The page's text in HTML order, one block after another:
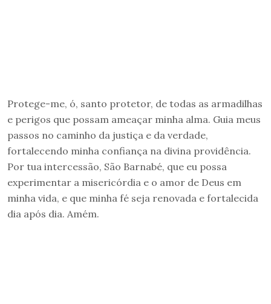
Protege-me, ó, santo protetor, de todas as armadilhas
e perigos que possam ameaçar minha alma. Guia meus
passos no caminho da justiça e da verdade,
fortalecendo minha confiança na divina providência.
Por tua intercessão, São Barnabé, que eu possa
experimentar a misericórdia e o amor de Deus em
minha vida, e que minha fé seja renovada e fortalecida
dia após dia. Amém.